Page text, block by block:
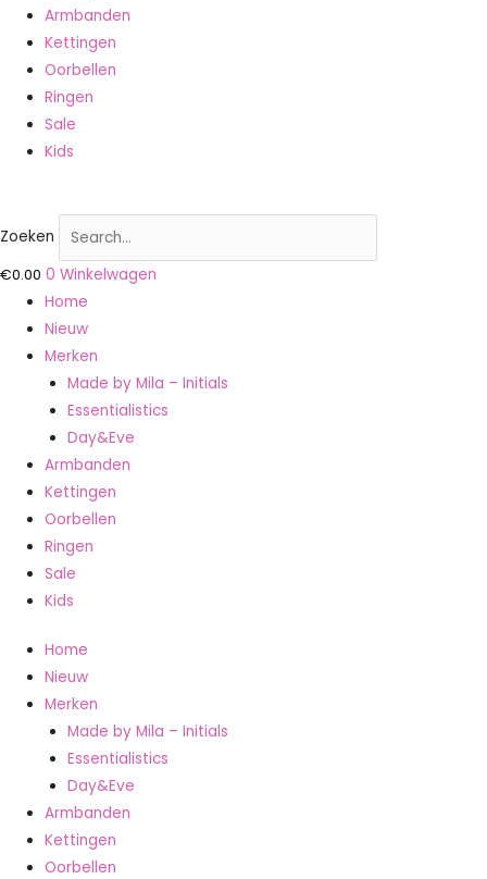
Armbanden
Kettingen
Oorbellen
Ringen
Sale
Kids
Zoeken
€0.00 0 Winkelwagen
Home
Nieuw
Merken
Made by Mila – Initials
Essentialistics
Day&Eve
Armbanden
Kettingen
Oorbellen
Ringen
Sale
Kids
Home
Nieuw
Merken
Made by Mila – Initials
Essentialistics
Day&Eve
Armbanden
Kettingen
Oorbellen